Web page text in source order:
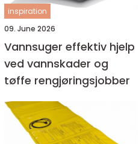
inspiration
09. June 2026
Vannsuger effektiv hjelp
ved vannskader og
tøffe rengjøringsjobber